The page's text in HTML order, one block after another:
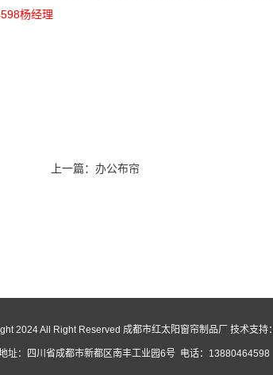
杨经理
上一篇： 办公布帘
2024 All Right Reserved 成都市红太阳窗帘制品厂 技术支持：
址：四川省成都市新都区南丰工业园6号 电话：13880464598